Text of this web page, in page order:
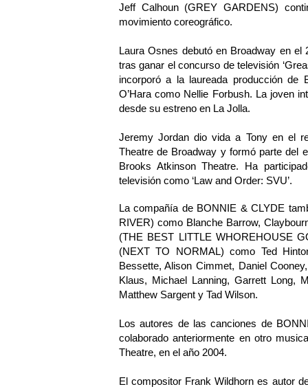
Jeff Calhoun (GREY GARDENS)
movimiento coreográfico.
Laura Osnes debutó en Broadway en
tras ganar el concurso de televisión
incorporó a la laureada producción de
O’Hara como Nellie Forbush. La joven
desde su estreno en La Jolla.
Jeremy Jordan dio vida a Tony en el
Theatre de Broadway y formó parte del
Brooks Atkinson Theatre. Ha
televisión como ‘Law and Order: SVU’.
La compañía de BONNIE & CLYDE
RIVER) como Blanche Barrow,
(THE BEST LITTLE WHOREHOUSE
(NEXT TO NORMAL) como Ted
Bessette, Alison Cimmet, Daniel
Klaus, Michael Lanning, Garrett Long,
Matthew Sargent y Tad Wilson.
Los autores de las canciones de
colaborado anteriormente en otro
Theatre, en el año 2004.
El compositor Frank Wildhorn es autor